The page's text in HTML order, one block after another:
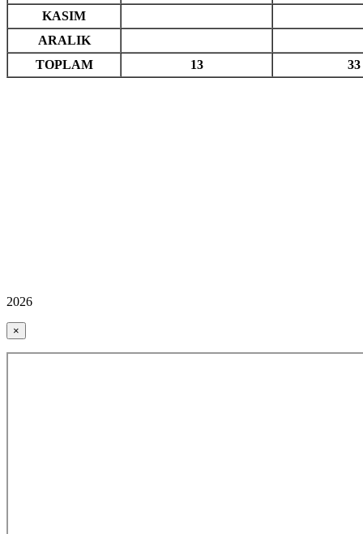
KASIM
ARALIK
TOPLAM
13 33
2026
×